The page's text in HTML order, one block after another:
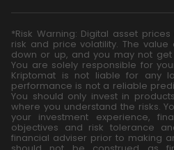
*Risk Warning: Digital asset
risk and price volatility. The
down or up, and you may not
You are solely responsible for
Kriptomat is not liable for any
performance is not a reliable
You should only invest in
where you understand the risks.
your investment experience,
objectives and risk tolerance
financial adviser prior to making